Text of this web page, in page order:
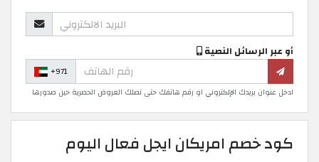
أو عبر الرسائل النصية
+971
ادخل عنوان بريدك الإلكتروني او رقم هاتفك حتى تصلك العروض الحصرية حين صدورها
كود خصم امريكان ايجل فعال اليوم